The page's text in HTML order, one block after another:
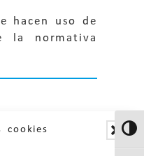
cookies
hacen uso de
la normativa